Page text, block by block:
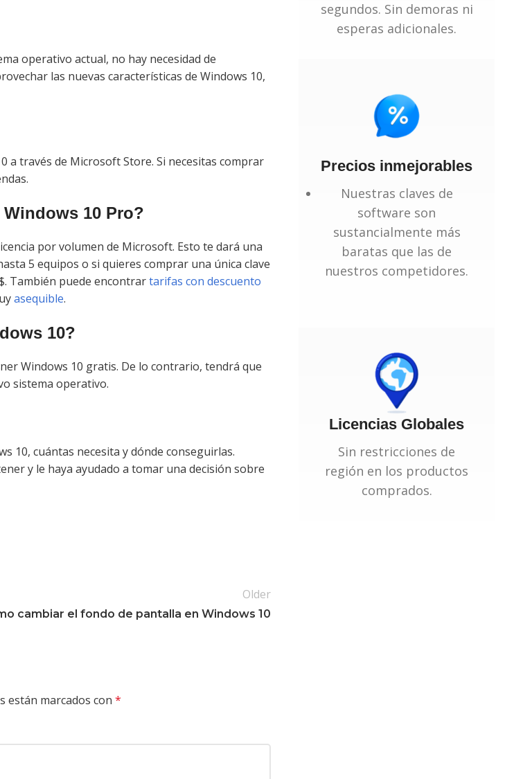
operativo actual, no hay necesidad de
las nuevas características de Windows 10,
a través de Microsoft Store. Si necesitas comprar
10 Pro?
por volumen de Microsoft. Esto te dará una
5 equipos o si quieres comprar una única clave
También puede encontrartarifas con descuento
asequible.
10?
Windows 10 gratis. De lo contrario, tendrá que
sistema operativo.
10, cuántas necesita y dónde conseguirlas.
y le haya ayudado a tomar una decisión sobre
Older
cambiar el fondo de pantalla en Windows 10
están marcados con *
segundos. Sin demoras ni
esperas adicionales.
Precios inmejorables
Nuestras claves de
software son
sustancialmente más
baratas que las de
nuestros competidores.
Licencias Globales
Sin restricciones de
región en los productos
comprados.